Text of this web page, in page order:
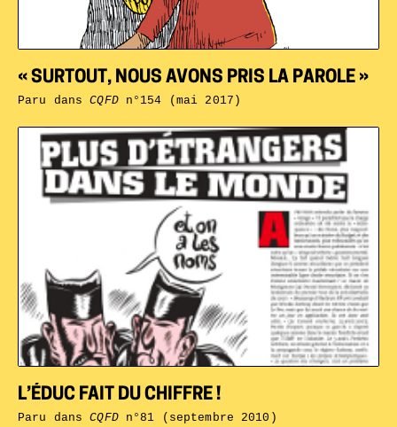
L’ÉDUC FAIT DU CHIFFRE !
Paru dansCQFDn°81 (septembre 2010)
« SURTOUT, NOUS AVONS PRIS LA PAROLE »
Paru dansCQFDn°154 (mai 2017)